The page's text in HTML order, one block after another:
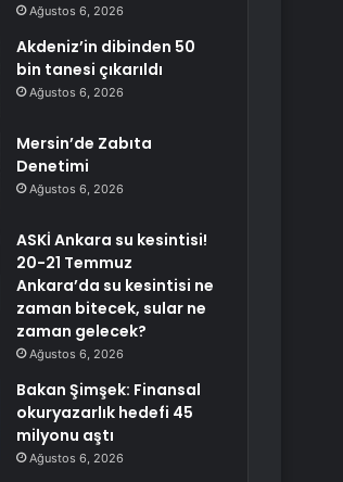
Ağustos 6, 2026
Akdeniz’in dibinden 50
bin tanesi çıkarıldı
Ağustos 6, 2026
Mersin’de Zabıta
Denetimi
Ağustos 6, 2026
ASKİ Ankara su kesintisi!
20-21 Temmuz
Ankara’da su kesintisi ne
zaman bitecek, sular ne
zaman gelecek?
Ağustos 6, 2026
Bakan Şimşek: Finansal
okuryazarlık hedefi 45
milyonu aştı
Ağustos 6, 2026